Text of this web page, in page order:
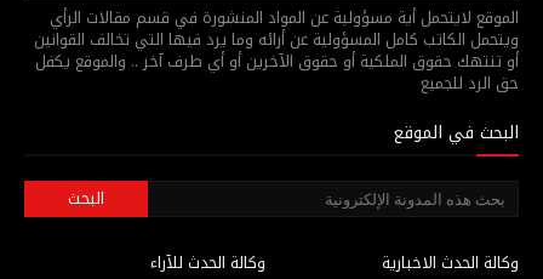
الموقع لايتحمل أية مسؤولية عن المواد المنشورة في قسم مقالات الرأي
ويتحمل الكاتب كامل المسؤولية عن أرائه وما يرد فيها التي تخالف القوانين
أو تنتهك حقوق الملكية أو حقوق الآخرين أو أي طرف آخر .. والموقع يكفل
حق الرد للجميع
البحث في الموقع
وكالة الحدث للآراء
وكالة الحدث الاخبارية